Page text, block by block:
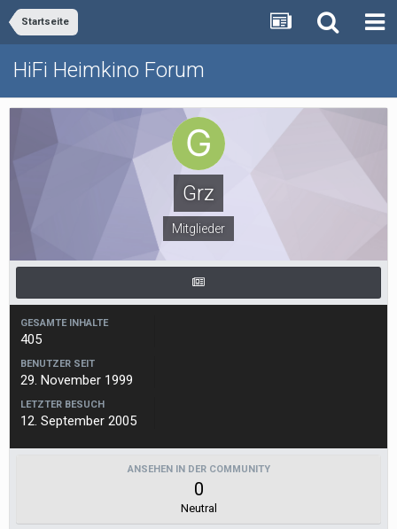
Startseite
HiFi Heimkino Forum
Grz
Mitglieder
GESAMTE INHALTE
405
BENUTZER SEIT
29. November 1999
LETZTER BESUCH
12. September 2005
ANSEHEN IN DER COMMUNITY
0
Neutral